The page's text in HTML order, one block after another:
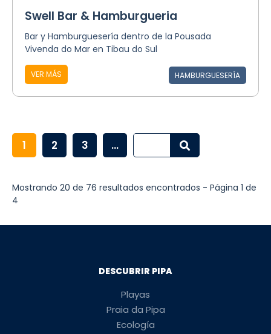
Swell Bar & Hamburgueria
Bar y Hamburguesería dentro de la Pousada
Vivenda do Mar en Tibau do Sul
VER MÁS HAMBURGUESERÍA
1 2 3 ...
Mostrando 20 de 76 resultados encontrados - Página 1 de
4
DESCUBRIR PIPA
Playas
Praia da Pipa
Ecología